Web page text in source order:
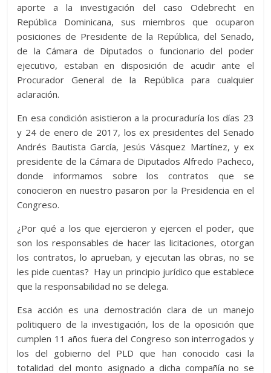
aporte a la investigación del caso Odebrecht en
República Dominicana, sus miembros que ocuparon
posiciones de Presidente de la República, del Senado,
de la Cámara de Diputados o funcionario del poder
ejecutivo, estaban en disposición de acudir ante el
Procurador General de la República para cualquier
aclaración.
En esa condición asistieron a la procuraduría los días 23
y 24 de enero de 2017, los ex presidentes del Senado
Andrés Bautista García, Jesús Vásquez Martínez, y ex
presidente de la Cámara de Diputados Alfredo Pacheco,
donde informamos sobre los contratos que se
conocieron en nuestro pasaron por la Presidencia en el
Congreso.
¿Por qué a los que ejercieron y ejercen el poder, que
son los responsables de hacer las licitaciones, otorgan
los contratos, lo aprueban, y ejecutan las obras, no se
les pide cuentas? Hay un principio jurídico que establece
que la responsabilidad no se delega.
Esa acción es una demostración clara de un manejo
politiquero de la investigación, los de la oposición que
cumplen 11 años fuera del Congreso son interrogados y
los del gobierno del PLD que han conocido casi la
totalidad del monto asignado a dicha compañía no se